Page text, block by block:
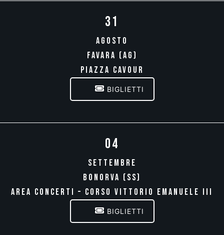
31
AGOSTO
FAVARA (AG)
PIAZZA CAVOUR
BIGLIETTI
04
SETTEMBRE
BONORVA (SS)
AREA CONCERTI – CORSO VITTORIO EMANUELE III
BIGLIETTI